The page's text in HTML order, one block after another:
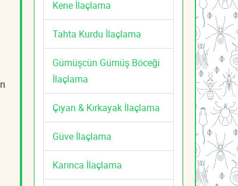
Kene İlaçlama
Tahta Kurdu İlaçlama
Gümüşcün Gümüş Böceği
İlaçlama
Çıyan & Kırkayak İlaçlama
Güve İlaçlama
Karınca İlaçlama